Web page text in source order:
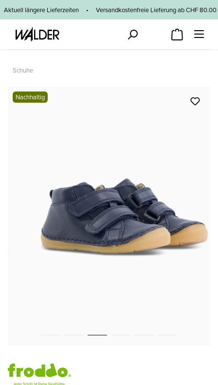
Zum Hauptinhalt springen
Aktuell längere Lieferzeiten • Versandkostenfreie Lieferung ab CHF
Schuhe
Bildergalerie überspringen
Nachhaltig